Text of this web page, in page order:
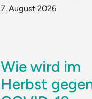
7. August 2026
Wie wird im
Herbst